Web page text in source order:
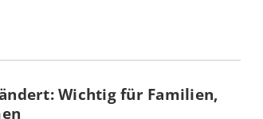
Wichtig für Familien,